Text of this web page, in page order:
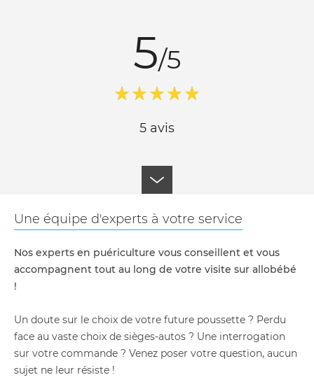
5/5
5 avis
Une équipe d'experts à votre service
Nos experts en puériculture vous conseillent et vous
accompagnent tout au long de votre visite sur allobébé
!
Un doute sur le choix de votre future poussette ? Perdu
face au vaste choix de sièges-autos ? Une interrogation
sur votre commande ? Venez poser votre question, aucun
sujet ne leur résiste !